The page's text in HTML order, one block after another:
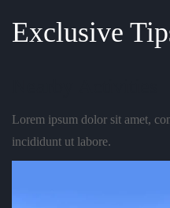
Exclusive
Lorem ipsum dolor sit amet,
incididunt ut labore.